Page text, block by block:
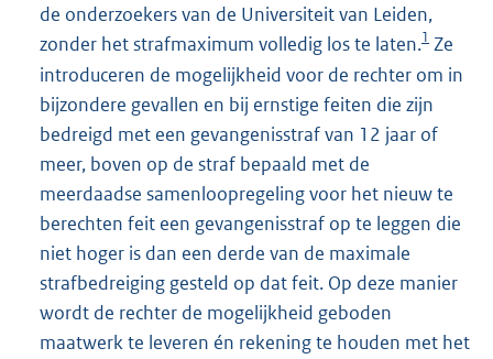
de onderzoekers van de Universiteit van Leiden,
zonder het strafmaximum volledig los te laten.1 Ze
introduceren de mogelijkheid voor de rechter om in
bijzondere gevallen en bij ernstige feiten die zijn
bedreigd met een gevangenisstraf van 12 jaar of
meer, boven op de straf bepaald met de
meerdaadse samenloopregeling voor het nieuw te
berechten feit een gevangenisstraf op te leggen die
niet hoger is dan een derde van de maximale
strafbedreiging gesteld op dat feit. Op deze manier
wordt de rechter de mogelijkheid geboden
maatwerk te leveren én rekening te houden met het